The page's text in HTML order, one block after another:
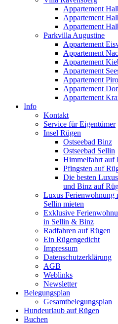
Appartement
Appartement
Appartement
Parkvilla Augustine
Appartement
Appartement
Appartement
Appartement
Appartement
Appartement
Appartement
Info
Kontakt
Service für Eigentümer
Insel Rügen
Ostseebad Binz
Ostseebad Sellin
Himmelfahrt auf
Pfingsten auf
Die besten
und Binz auf
Luxus Ferienwohnung
Sellin mieten
Exklusive
in Sellin & Binz
Radfahren auf Rügen
Ein Rügengedicht
Impressum
Datenschutzerklärung
AGB
Weblinks
Newsletter
Belegungsplan
Gesamtbelegungsplan
Hundeurlaub auf Rügen
Buchen